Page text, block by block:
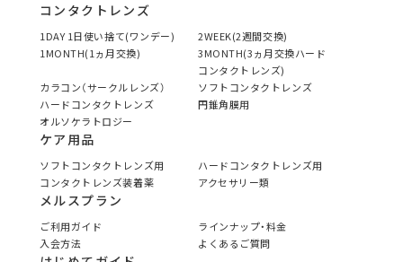
コンタクトレンズ
1DAY 1日使い捨て(ワンデー)
2WEEK(2週間交換)
1MONTH(1ヵ月交換)
3MONTH(3ヵ月交換ハード
コンタクトレンズ)
カラコン（サークルレンズ）
ソフトコンタクトレンズ
ハードコンタクトレンズ
円錐角膜用
オルソケラトロジー
ケア用品
ソフトコンタクトレンズ用
ハードコンタクトレンズ用
コンタクトレンズ装着薬
アクセサリー類
メルスプラン
ご利用ガイド
ラインナップ・料金
入会方法
よくあるご質問